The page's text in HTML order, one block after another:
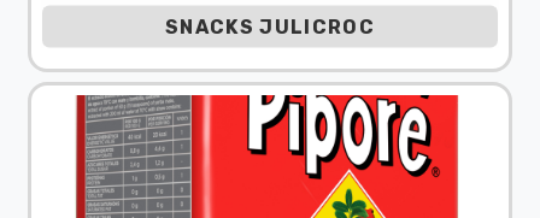
SNACKS JULICROC